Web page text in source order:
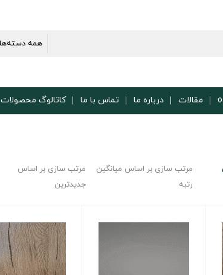
مقالات درباره ما تماس با ما کاتالوگ محصولات
مرتب سازی بر اساس میانگین
رتبه
مرتب سازی بر اساس
جدیدترین